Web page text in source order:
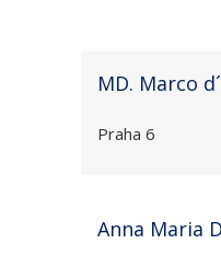
MD. Marco
Praha 6
Anna Maria